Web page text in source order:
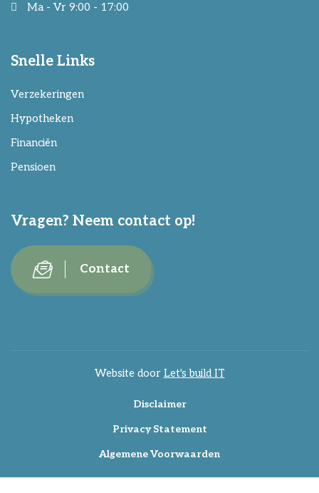
Ma - Vr 9:00 - 17:00
Snelle Links
Verzekeringen
Hypotheken
Financiën
Pensioen
Vragen? Neem contact op!
Contact
Website door Let's build IT
Disclaimer
Privacy Statement
Algemene Voorwaarden